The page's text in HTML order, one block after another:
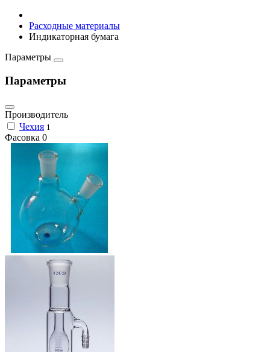
Расходные материалы
Индикаторная бумага
Параметры
Параметры
Производитель
Чехия 1
Фасовка 0